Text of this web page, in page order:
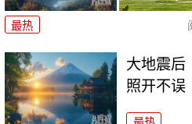
最热
大地震后
照开不误